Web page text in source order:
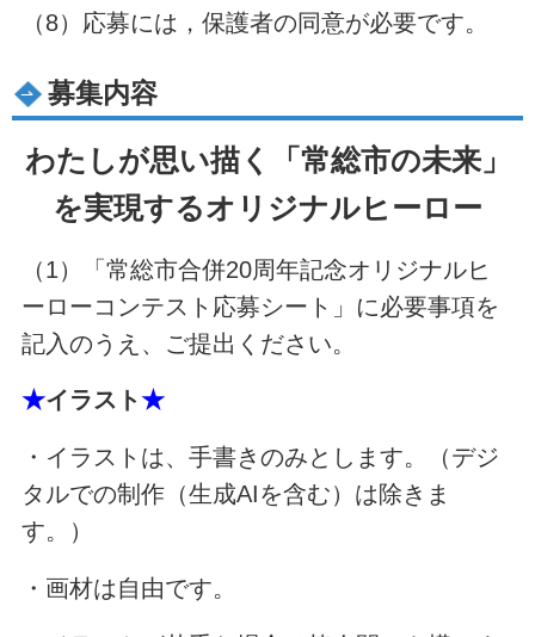
（8）応募には，保護者の同意が必要です。
募集内容
わたしが思い描く「常総市の未来」
を実現するオリジナルヒーロー
（1）「常総市合併20周年記念オリジナルヒ
ーローコンテスト応募シート」に必要事項を
記入のうえ、ご提出ください。
★イラスト★
・イラストは、手書きのみとします。（デジ
タルでの制作（生成AIを含む）は除きま
す。）
・画材は自由です。